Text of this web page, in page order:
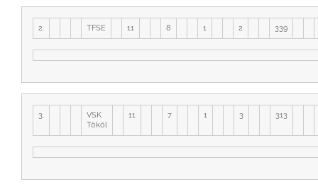
2. TFSE 11 8 1 2 339
3.
VSK
Tököl
11 7 1 3 313